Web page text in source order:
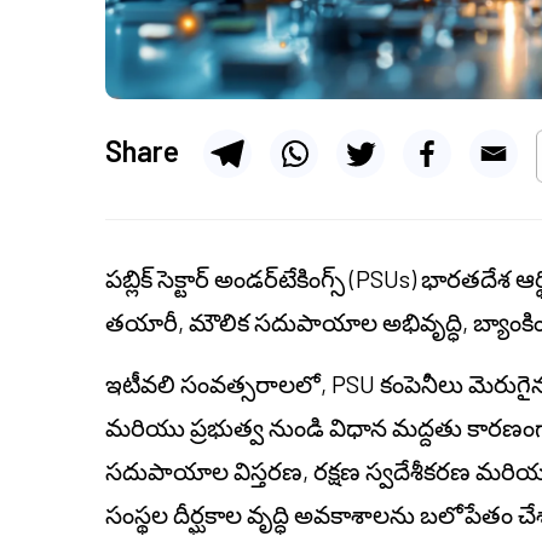
Share
పబ్లిక్ సెక్టార్ అండర్‌టేకింగ్స్ (PSUs) భారతదేశ
తయారీ, మౌలిక సదుపాయాల అభివృద్ధి,
ఇటీవలి సంవత్సరాలలో, PSU కంపెనీలు
మరియు ప్రభుత్వ నుండి విధాన మద్దతు
సదుపాయాల విస్తరణ, రక్షణ స్వదేశీకరణ మరియు
సంస్థల దీర్ఘకాల వృద్ధి అవకాశాలను బలోపేతం